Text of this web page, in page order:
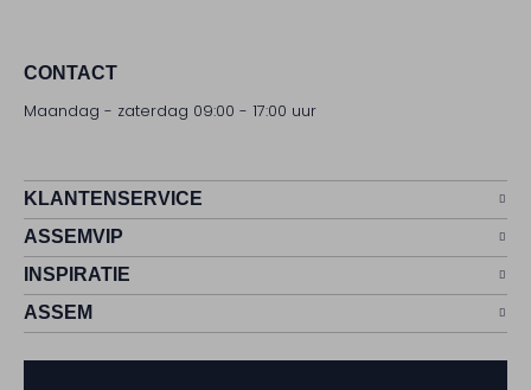
CONTACT
Maandag - zaterdag 09:00 - 17:00 uur
KLANTENSERVICE
ASSEMVIP
INSPIRATIE
ASSEM